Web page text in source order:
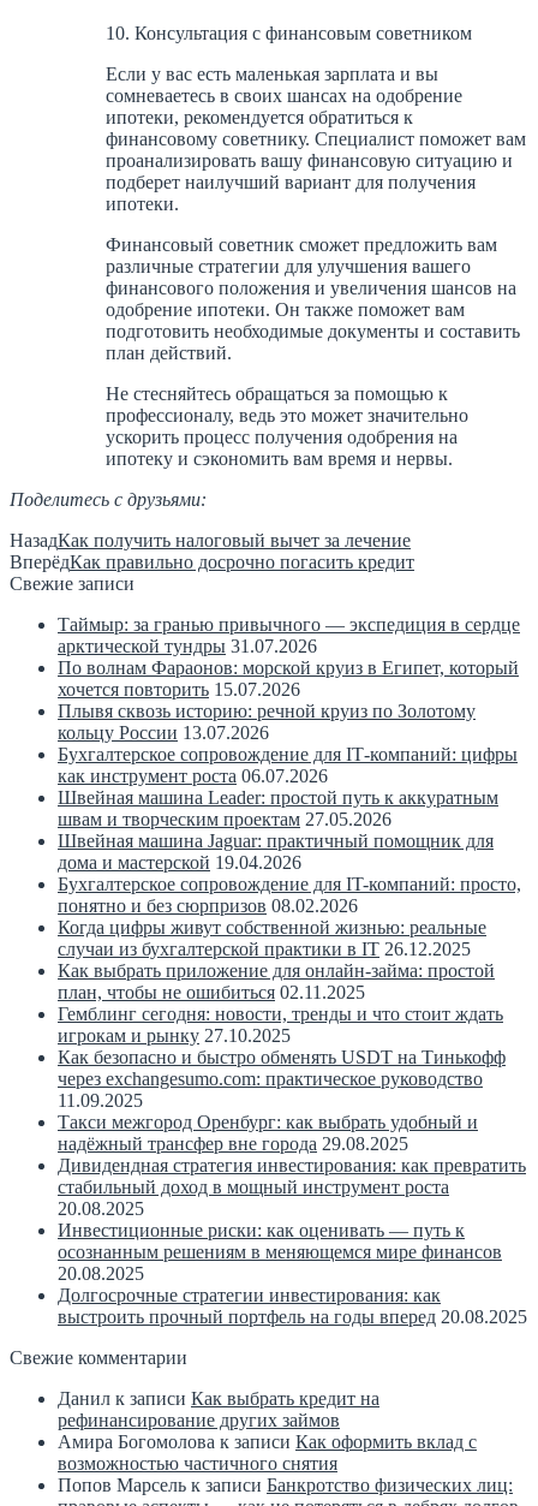
10. Консультация с финансовым советником
Если у вас есть маленькая зарплата и вы
сомневаетесь в своих шансах на одобрение
ипотеки, рекомендуется обратиться к
финансовому советнику. Специалист поможет вам
проанализировать вашу финансовую ситуацию и
подберет наилучший вариант для получения
ипотеки.
Финансовый советник сможет предложить вам
различные стратегии для улучшения вашего
финансового положения и увеличения шансов на
одобрение ипотеки. Он также поможет вам
подготовить необходимые документы и составить
план действий.
Не стесняйтесь обращаться за помощью к
профессионалу, ведь это может значительно
ускорить процесс получения одобрения на
ипотеку и сэкономить вам время и нервы.
Поделитесь с друзьями:
НазадКак получить налоговый вычет за лечение
ВперёдКак правильно досрочно погасить кредит
Свежие записи
Таймыр: за гранью привычного — экспедиция в сердце
арктической тундры 31.07.2026
По волнам Фараонов: морской круиз в Египет, который
хочется повторить 15.07.2026
Плывя сквозь историю: речной круиз по Золотому
кольцу России 13.07.2026
Бухгалтерское сопровождение для IT‑компаний: цифры
как инструмент роста 06.07.2026
Швейная машина Leader: простой путь к аккуратным
швам и творческим проектам 27.05.2026
Швейная машина Jaguar: практичный помощник для
дома и мастерской 19.04.2026
Бухгалтерское сопровождение для IT-компаний: просто,
понятно и без сюрпризов 08.02.2026
Когда цифры живут собственной жизнью: реальные
случаи из бухгалтерской практики в IT 26.12.2025
Как выбрать приложение для онлайн-займа: простой
план, чтобы не ошибиться 02.11.2025
Гемблинг сегодня: новости, тренды и что стоит ждать
игрокам и рынку 27.10.2025
Как безопасно и быстро обменять USDT на Тинькофф
через exchangesumo.com: практическое руководство
11.09.2025
Такси межгород Оренбург: как выбрать удобный и
надёжный трансфер вне города 29.08.2025
Дивидендная стратегия инвестирования: как превратить
стабильный доход в мощный инструмент роста
20.08.2025
Инвестиционные риски: как оценивать — путь к
осознанным решениям в меняющемся мире финансов
20.08.2025
Долгосрочные стратегии инвестирования: как
выстроить прочный портфель на годы вперед 20.08.2025
Свежие комментарии
Данил к записи Как выбрать кредит на
рефинансирование других займов
Амира Богомолова к записи Как оформить вклад с
возможностью частичного снятия
Попов Марсель к записи Банкротство физических лиц: